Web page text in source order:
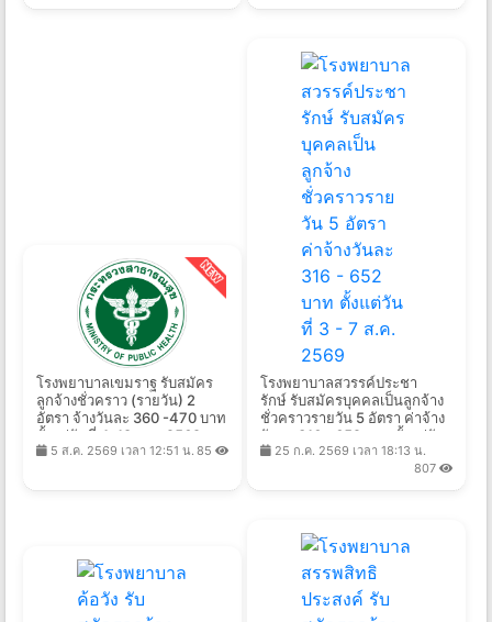
โรงพยาบาลเขมราฐ รับสมัคร
ลูกจ้างชั่วคราว (รายวัน) 2
อัตรา จ้างวันละ 360 -470 บาท
ตั้งแต่วันที่ 4-18 ส.ค. 2569
5 ส.ค. 2569 เวลา 12:51 น. 85
โรงพยาบาลสวรรค์ประชา
รักษ์ รับสมัครบุคคลเป็นลูกจ้าง
ชั่วคราวรายวัน 5 อัตรา ค่าจ้าง
วันละ 316 - 652 บาท ตั้งแต่วัน
ที่ 3 - 7 ส.ค. 2569
25 ก.ค. 2569 เวลา 18:13 น.
807